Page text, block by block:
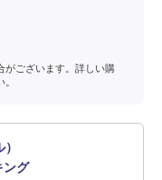
がございます。詳しい購
ング